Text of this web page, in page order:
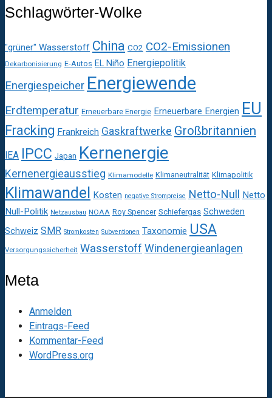
Schlagwörter-Wolke
"grüner" Wasserstoff China CO2 CO2-Emissionen
Dekarbonisierung E-Autos EL Niño Energiepolitik
Energiespeicher Energiewende
Erdtemperatur Erneuerbare Energie Erneuerbare Energien EU
Fracking Frankreich Gaskraftwerke Großbritannien
IEA IPCC Japan Kernenergie
Kernenergieausstieg Klimamodelle Klimaneutralität Klimapolitik
Klimawandel Kosten negative Strompreise Netto-Null
Netto
Null-Politik Netzausbau NOAA Roy Spencer Schiefergas Schweden
Schweiz SMR Stromkosten Subventionen Taxonomie USA
Versorgungssicherheit Wasserstoff Windenergieanlagen
Meta
Anmelden
Eintrags-Feed
Kommentar-Feed
WordPress.org